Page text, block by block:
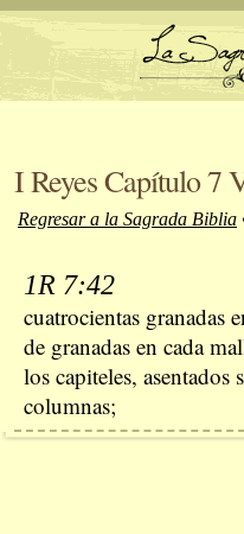
I Reyes Capítulo 7
Regresar a la Sagrada Biblia
1R 7:42
cuatrocientas granadas
de granadas en cada
los capiteles, asentados
columnas;